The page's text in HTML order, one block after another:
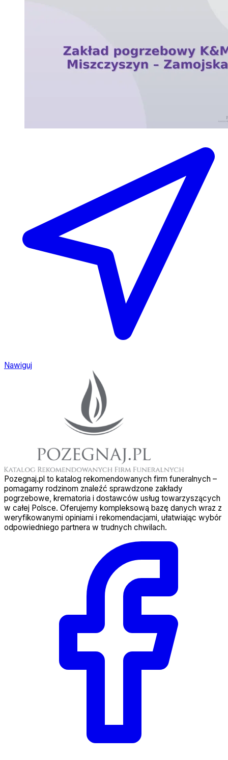
Nawiguj
Pozegnaj.pl to katalog rekomendowanych firm funeralnych –
pomagamy rodzinom znaleźć sprawdzone zakłady
pogrzebowe, krematoria i dostawców usług towarzyszących
w całej Polsce. Oferujemy kompleksową bazę danych wraz z
weryfikowanymi opiniami i rekomendacjami, ułatwiając wybór
odpowiedniego partnera w trudnych chwilach.